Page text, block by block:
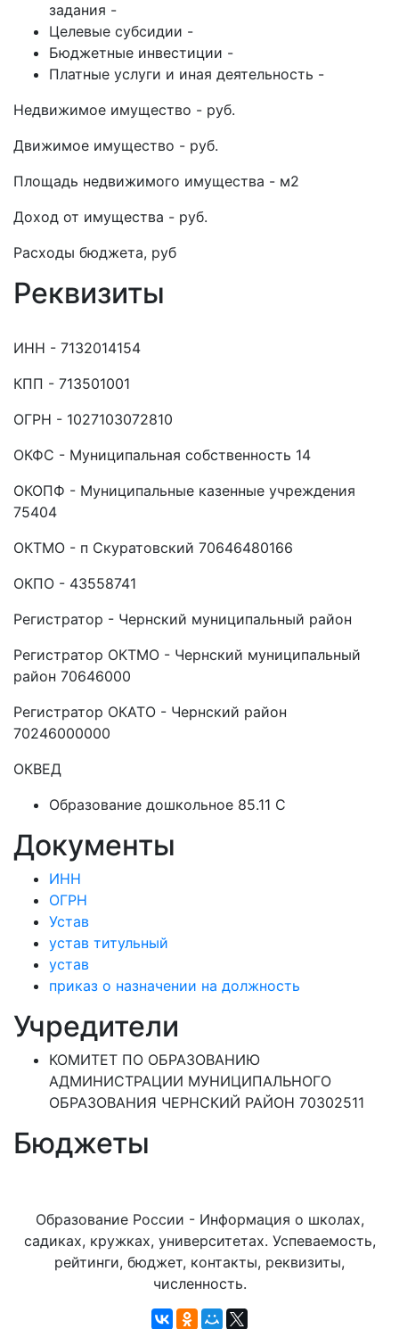
задания -
Целевые субсидии -
Бюджетные инвестиции -
Платные услуги и иная деятельность -
Недвижимое имущество - руб.
Движимое имущество - руб.
Площадь недвижимого имущества - м2
Доход от имущества - руб.
Расходы бюджета, руб
Реквизиты
ИНН - 7132014154
КПП - 713501001
ОГРН - 1027103072810
ОКФС - Муниципальная собственность 14
ОКОПФ - Муниципальные казенные учреждения
75404
ОКТМО - п Скуратовский 70646480166
ОКПО - 43558741
Регистратор - Чернский муниципальный район
Регистратор ОКТМО - Чернский муниципальный
район 70646000
Регистратор ОКАТО - Чернский район
70246000000
ОКВЕД
Образование дошкольное 85.11 C
Документы
ИНН
ОГРН
Устав
устав титульный
устав
приказ о назначении на должность
Учредители
КОМИТЕТ ПО ОБРАЗОВАНИЮ
АДМИНИСТРАЦИИ МУНИЦИПАЛЬНОГО
ОБРАЗОВАНИЯ ЧЕРНСКИЙ РАЙОН 70302511
Бюджеты
Образование России - Информация о школах,
садиках, кружках, университетах. Успеваемость,
рейтинги, бюджет, контакты, реквизиты,
численность.